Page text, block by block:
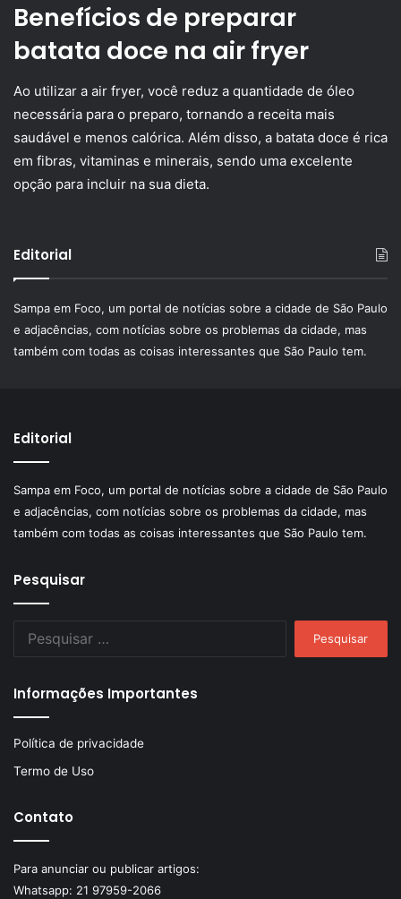
Benefícios de preparar
batata doce na air fryer
Ao utilizar a air fryer, você reduz a quantidade de óleo
necessária para o preparo, tornando a receita mais
saudável e menos calórica. Além disso, a batata doce é rica
em fibras, vitaminas e minerais, sendo uma excelente
opção para incluir na sua dieta.
Editorial
Sampa em Foco, um portal de notícias sobre a cidade de São Paulo
e adjacências, com notícias sobre os problemas da cidade, mas
também com todas as coisas interessantes que São Paulo tem.
Editorial
Sampa em Foco, um portal de notícias sobre a cidade de São Paulo
e adjacências, com notícias sobre os problemas da cidade, mas
também com todas as coisas interessantes que São Paulo tem.
Pesquisar
Informações Importantes
Política de privacidade
Termo de Uso
Contato
Para anunciar ou publicar artigos:
Whatsapp: 21 97959-2066